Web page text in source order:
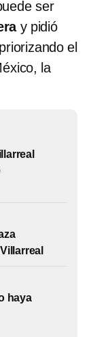
ser
y pidió
el
la
haya